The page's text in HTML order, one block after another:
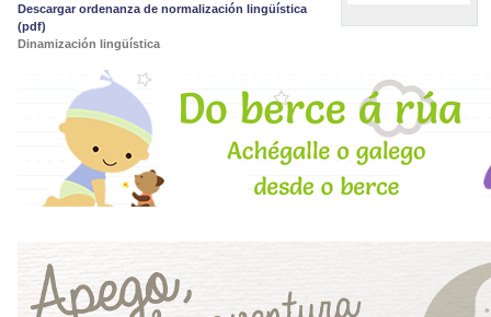
Descargar ordenanza de normalización lingüística
(pdf)
Dinamización lingüística